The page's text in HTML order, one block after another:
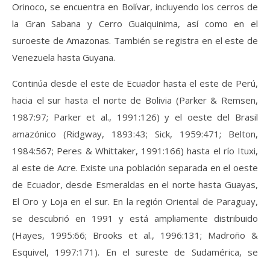
Orinoco, se encuentra en Bolívar, incluyendo los cerros de
la Gran Sabana y Cerro Guaiquinima, así como en el
suroeste de Amazonas. También se registra en el este de
Venezuela hasta Guyana.
Continúa desde el este de Ecuador hasta el este de Perú,
hacia el sur hasta el norte de Bolivia (Parker & Remsen,
1987:97; Parker et al., 1991:126) y el oeste del Brasil
amazónico (Ridgway, 1893:43; Sick, 1959:471; Belton,
1984:567; Peres & Whittaker, 1991:166) hasta el río Ituxi,
al este de Acre. Existe una población separada en el oeste
de Ecuador, desde Esmeraldas en el norte hasta Guayas,
El Oro y Loja en el sur. En la región Oriental de Paraguay,
se descubrió en 1991 y está ampliamente distribuido
(Hayes, 1995:66; Brooks et al., 1996:131; Madroño &
Esquivel, 1997:171). En el sureste de Sudamérica, se